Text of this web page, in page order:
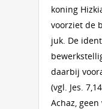
koning
voorziet de
juk. De
daarbij
(vgl. Jes.
Achaz,